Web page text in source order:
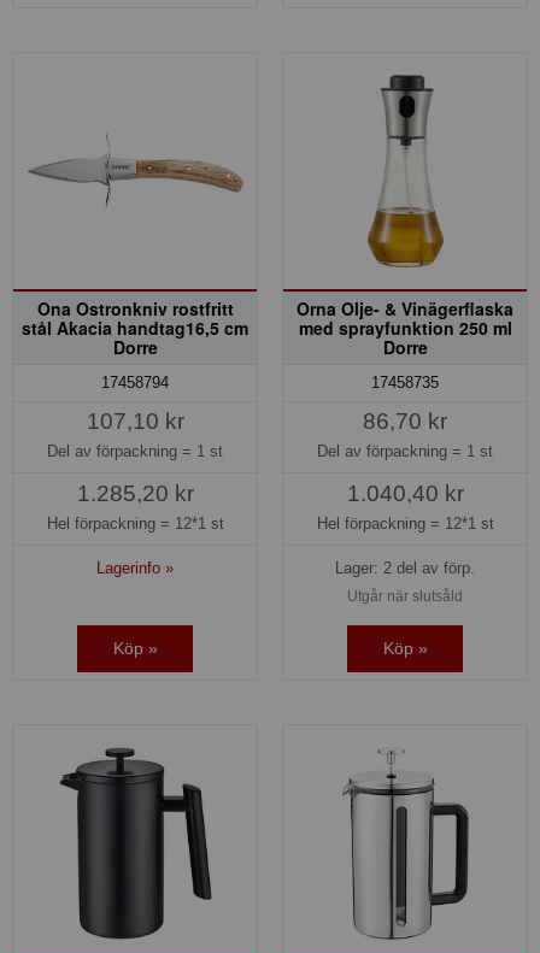
Ona Ostronkniv rostfritt
stål Akacia handtag16,5 cm
Dorre
17458794
107,10 kr
Del av förpackning = 1 st
1.285,20 kr
Hel förpackning = 12*1 st
Lagerinfo »
Köp »
Orna Olje- & Vinägerflaska
med sprayfunktion 250 ml
Dorre
17458735
86,70 kr
Del av förpackning = 1 st
1.040,40 kr
Hel förpackning = 12*1 st
Lager: 2 del av förp.
Utgår när slutsåld
Köp »